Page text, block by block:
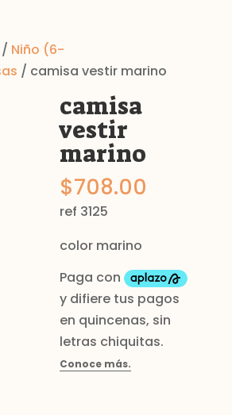
/ Niño (6-
/ camisa vestir marino
camisa
vestir
marino
$708.00
ref 3125
color marino